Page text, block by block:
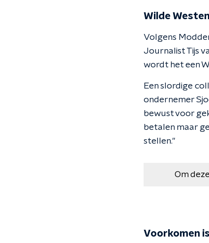
Wilde Westen
Volgens
Journalist Tijs
wordt het een
Een slordige
ondernemer
bewust voor
betalen maar
stellen."
Om
Voorkomen